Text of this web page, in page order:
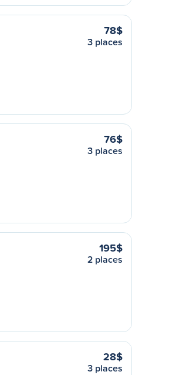
78$
3 places
76$
3 places
195$
2 places
28$
3 places